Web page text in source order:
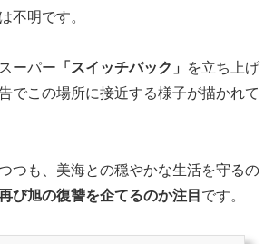
不明です。
ーパー 「スイッチバック」
を立ち上げ
でこの場所に接近する様子が描かれて
つも、美海との穏やかな生活を守るの
び旭の復讐を企てるのか注目 です。